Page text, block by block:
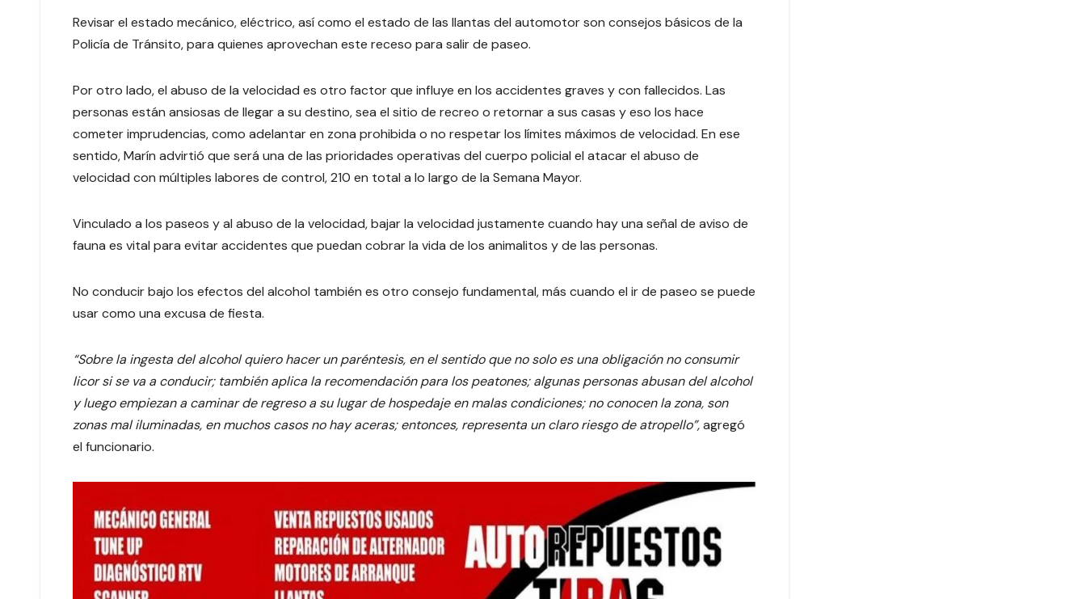
Revisar el estado mecánico, eléctrico, así como el estado de las llantas del automotor son consejos básicos de la
Policía de Tránsito, para quienes aprovechan este receso para salir de paseo.
Por otro lado, el abuso de la velocidad es otro factor que influye en los accidentes graves y con fallecidos. Las
personas están ansiosas de llegar a su destino, sea el sitio de recreo o retornar a sus casas y eso los hace
cometer imprudencias, como adelantar en zona prohibida o no respetar los límites máximos de velocidad. En ese
sentido, Marín advirtió que será una de las prioridades operativas del cuerpo policial el atacar el abuso de
velocidad con múltiples labores de control, 210 en total a lo largo de la Semana Mayor.
Vinculado a los paseos y al abuso de la velocidad, bajar la velocidad justamente cuando hay una señal de aviso de
fauna es vital para evitar accidentes que puedan cobrar la vida de los animalitos y de las personas.
No conducir bajo los efectos del alcohol también es otro consejo fundamental, más cuando el ir de paseo se puede
usar como una excusa de fiesta.
“Sobre la ingesta del alcohol quiero hacer un paréntesis, en el sentido que no solo es una obligación no consumir
licor si se va a conducir; también aplica la recomendación para los peatones; algunas personas abusan del alcohol
y luego empiezan a caminar de regreso a su lugar de hospedaje en malas condiciones; no conocen la zona, son
zonas mal iluminadas, en muchos casos no hay aceras; entonces, representa un claro riesgo de atropello”,agregó
el funcionario.